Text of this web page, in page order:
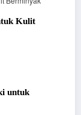
Kulit
untuk